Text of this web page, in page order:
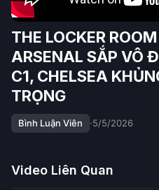
THE LOCKER
ARSENAL SẮP VÔ
C1, CHELSEA
TRỌNG
Bình Luận Viên ·5/5/2026
Video Liên Quan